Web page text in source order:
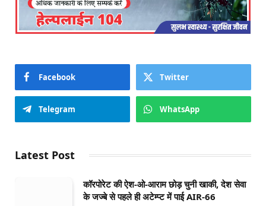
Facebook Twitter
Telegram WhatsApp
Latest Post
कॉरपोरेट की ऐश-ओ-आराम छोड़ चुनी खाकी, देश सेवा
के जज्बे से पहले ही अटेम्प्ट में पाई AIR-66